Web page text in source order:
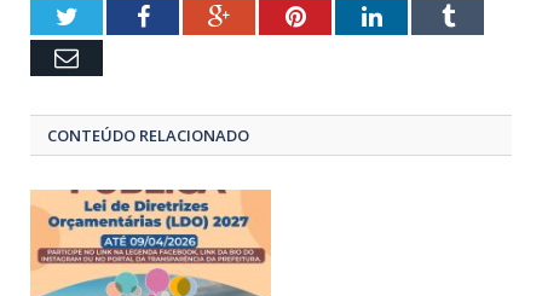
TwitterFacebookGoogle+PinterestLinkedInTumblr
Email
CONTEÚDO RELACIONADO